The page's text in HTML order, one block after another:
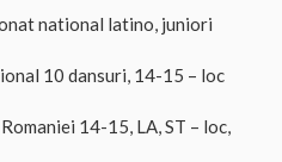
national latino, juniori
10 dansuri, 14-15 – loc
14-15, LA, ST – loc,